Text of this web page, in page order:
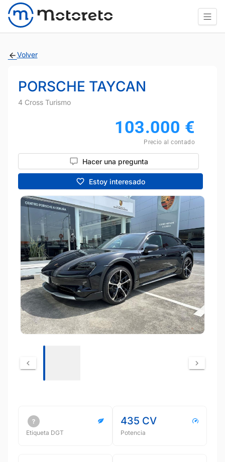
Volver
PORSCHE TAYCAN
4 Cross Turismo
103.000 €
Precio al contado
Hacer una pregunta
Estoy interesado
Etiqueta DGT
435 CV
Potencia